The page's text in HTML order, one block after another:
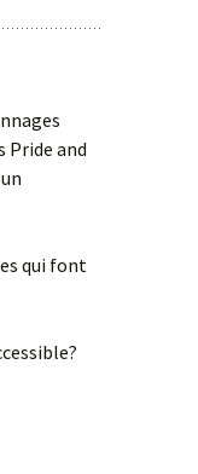
Pride and
qui font